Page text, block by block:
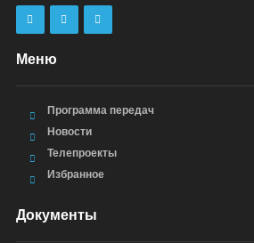
Меню
Программа передач
Новости
Телепроекты
Избранное
Документы